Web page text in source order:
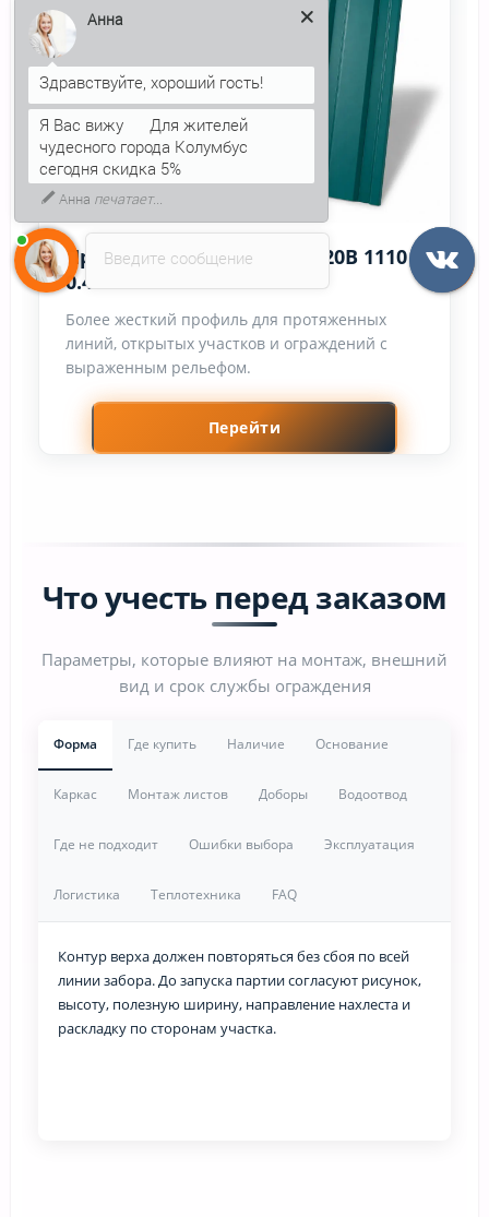
Профнастил фигурный С20В 1110
0.45 PE RAL5021
Более жесткий профиль для протяженных
линий, открытых участков и ограждений с
выраженным рельефом.
Перейти
Что учесть перед заказом
Параметры, которые влияют на монтаж, внешний
вид и срок службы ограждения
Форма Где купить Наличие Основание
Каркас Монтаж листов Доборы Водоотвод
Где не подходит Ошибки выбора Эксплуатация
Логистика Теплотехника FAQ
Контур верха должен повторяться без сбоя по всей
линии забора. До запуска партии согласуют рисунок,
высоту, полезную ширину, направление нахлеста и
раскладку по сторонам участка.
Введите сообщение
Анна
Я Вас вижу
Для жителей
чудесного города Колумбус
сегодня скидка 5%
Анна печатает...